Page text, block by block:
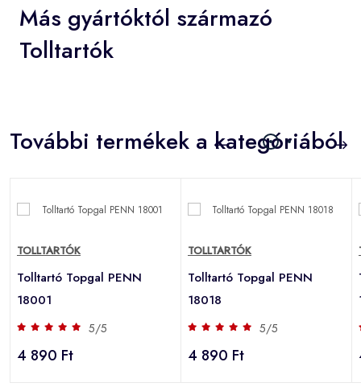
Más gyártóktól származó
Tolltartók
További termékek a kategóriából
TOLLTARTÓK
Tolltartó Topgal PENN
18001
5/5
4 890 Ft
TOLLTARTÓK
Tolltartó Topgal PENN
18018
5/5
4 890 Ft